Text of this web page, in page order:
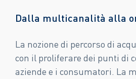
Dalla multicanalità alla
La nozione di percorso di
con il proliferare dei punti di
aziende e i consumatori. La